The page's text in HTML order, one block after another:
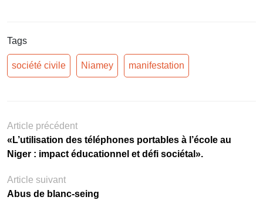
Tags
société civile Niamey manifestation
Article précédent
«L’utilisation des téléphones portables à l’école au
Niger : impact éducationnel et défi sociétal».
Article suivant
Abus de blanc-seing